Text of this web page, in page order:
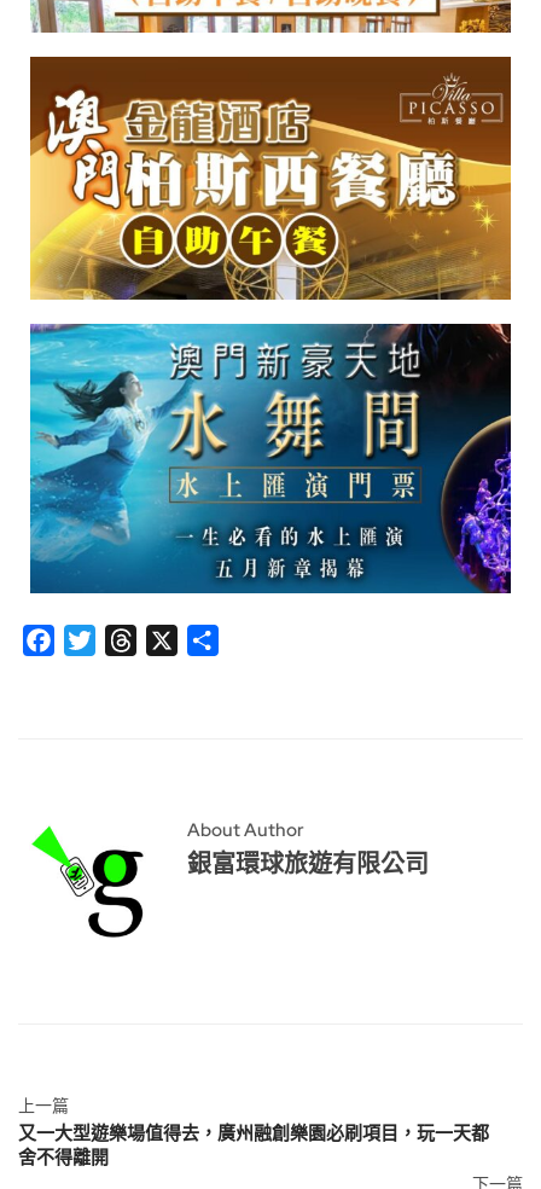
FacebookTwitterThreads
About Author
銀富環球旅遊有限公司
上一篇
又一大型遊樂場值得去，廣州融創樂園必刷項目，玩一天都
舍不得離開
下一篇